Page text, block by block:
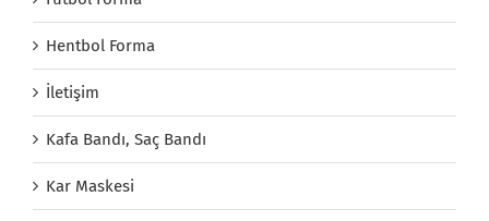
Hentbol Forma
İletişim
Kafa Bandı, Saç Bandı
Kar Maskesi